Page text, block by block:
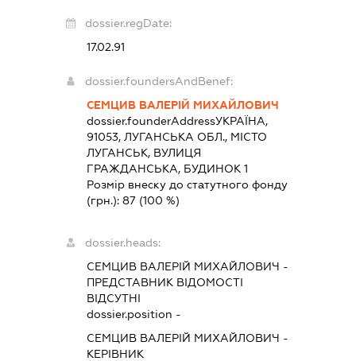
dossier.regDate:
17.02.91
dossier.foundersAndBenef:
СЕМЦИВ ВАЛЕРІЙ МИХАЙЛОВИЧ
dossier.founderAddressУКРАЇНА,
91053, ЛУГАНСЬКА ОБЛ., МІСТО
ЛУГАНСЬК, ВУЛИЦЯ
ГРАЖДАНСЬКА, БУДИНОК 1
Розмір внеску до статутного фонду
(грн.): 87(100 %)
dossier.heads:
СЕМЦИВ ВАЛЕРІЙ МИХАЙЛОВИЧ -
ПРЕДСТАВНИК ВІДОМОСТІ
ВІДСУТНІ
dossier.position -
СЕМЦИВ ВАЛЕРІЙ МИХАЙЛОВИЧ -
КЕРІВНИК